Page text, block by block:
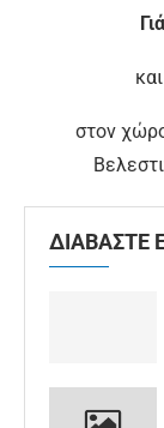
στον
ΔΙΑΒΑΣΤΕ